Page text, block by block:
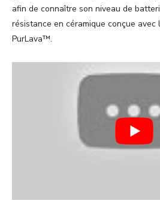
afin de connaître son niveau de
résistance en céramique conçue avec
PurLava™.